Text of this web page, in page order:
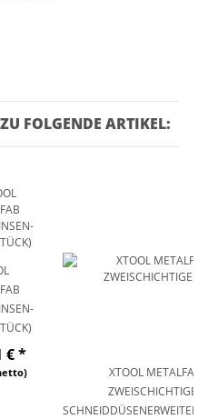
FOLGENDE ARTIKEL:
€*
XTOOL METALFAB
ZWEISCHICHTIGES